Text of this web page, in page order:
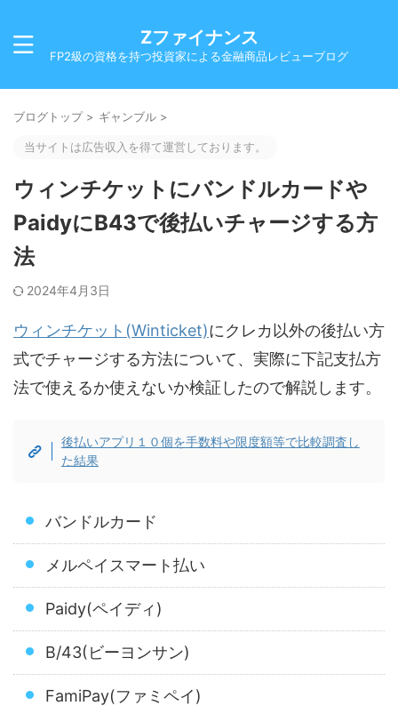
Zファイナンス
FP2級の資格を持つ投資家による金融商品レビューブログ
ブログトップ > ギャンブル >
当サイトは広告収入を得て運営しております。
ウィンチケットにバンドルカードや
PaidyにB43で後払いチャージする方
法
2024年4月3日
ウィンチケット(Winticket)にクレカ以外の後払い方
式でチャージする方法について、実際に下記支払方
法で使えるか使えないか検証したので解説します。
後払いアプリ１０個を手数料や限度額等で比較調査し
た結果
バンドルカード
メルペイスマート払い
Paidy(ペイディ)
B/43(ビーヨンサン)
FamiPay(ファミペイ)